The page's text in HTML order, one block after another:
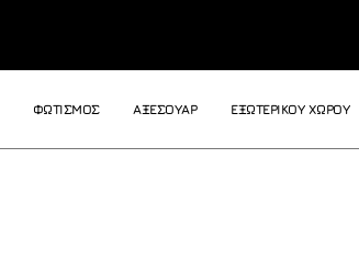
ΦΩΤΙΣΜΟΣ ΑΞΕΣΟΥΑΡ ΕΞΩΤΕΡΙΚΟΥ ΧΩΡΟΥ